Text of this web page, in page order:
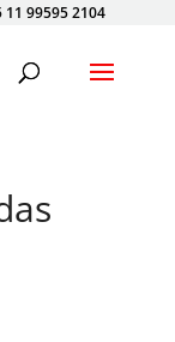
11 99595 2104